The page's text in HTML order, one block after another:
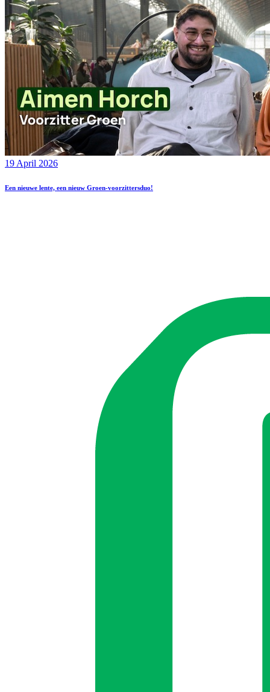
19 April 2026
Een nieuwe lente, een nieuw Groen-voorzittersduo!